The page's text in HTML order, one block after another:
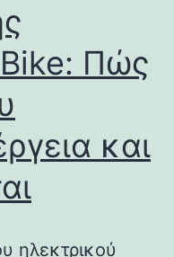
Πώς
και
ηλεκτρικού